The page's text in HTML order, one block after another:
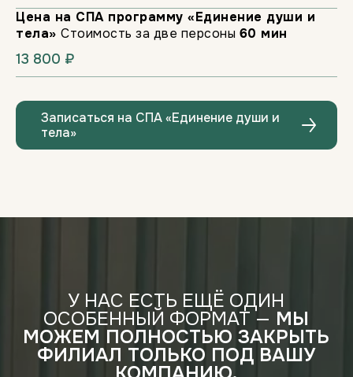
Цена на СПА программу «Единение души и
тела» Стоимость за две персоны 60 мин
13 800 ₽
Записаться на СПА «Единение души и
тела»
Сделайте подарок, который
КУПИТЬ СЕРТИФИКАТ